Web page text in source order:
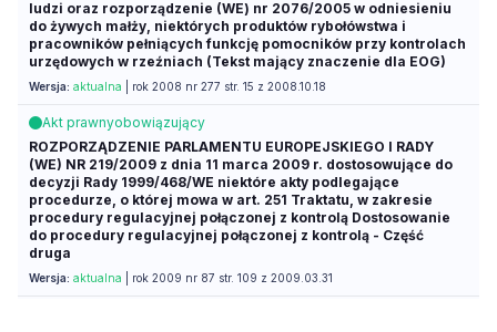
ludzi oraz rozporządzenie (WE) nr 2076/2005 w odniesieniu
do żywych małży, niektórych produktów rybołówstwa i
pracowników pełniących funkcję pomocników przy kontrolach
urzędowych w rzeźniach (Tekst mający znaczenie dla EOG)
Wersja: aktualna | rok 2008 nr 277 str. 15 z 2008.10.18
Akt prawnyobowiązujący
ROZPORZĄDZENIE PARLAMENTU EUROPEJSKIEGO I RADY
(WE) NR 219/2009 z dnia 11 marca 2009 r. dostosowujące do
decyzji Rady 1999/468/WE niektóre akty podlegające
procedurze, o której mowa w art. 251 Traktatu, w zakresie
procedury regulacyjnej połączonej z kontrolą Dostosowanie
do procedury regulacyjnej połączonej z kontrolą - Część
druga
Wersja: aktualna | rok 2009 nr 87 str. 109 z 2009.03.31